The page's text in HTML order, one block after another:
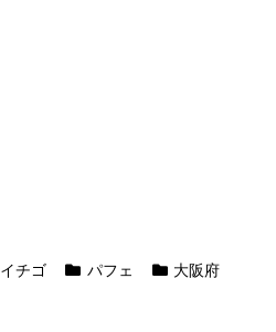
イチゴ パフェ
大阪府